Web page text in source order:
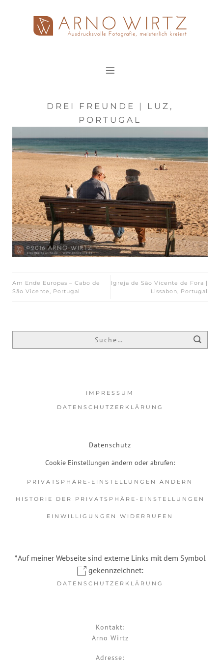
springen
DREI FREUNDE | LUZ,
PORTUGAL
Am Ende Europas – Cabo de
São Vicente, Portugal
Igreja de São Vicente de Fora |
Lissabon, Portugal
IMPRESSUM
DATENSCHUTZERKLÄRUNG
Datenschutz
Cookie Einstellungen ändern oder abrufen:
PRIVATSPHÄRE-EINSTELLUNGEN ÄNDERN
HISTORIE DER PRIVATSPHÄRE-EINSTELLUNGEN
EINWILLIGUNGEN WIDERRUFEN
*Auf meiner Webseite sind externe Links mit dem Symbol
gekennzeichnet:
DATENSCHUTZERKLÄRUNG
Kontakt:
Arno Wirtz
Adresse: